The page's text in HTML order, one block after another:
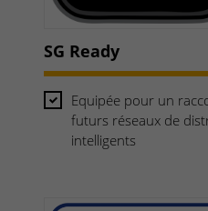
SG Ready
Equipée pour un
futurs réseaux de
intelligents